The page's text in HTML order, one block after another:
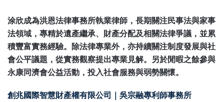
涂欣成為洪恩法律事務所執業律師，長期關注民事法與家事
法領域，專精於遺產繼承、財產分配及相關法律爭議，並累
積豐富實務經驗。除法律專業外，亦持續關注制度發展與社
會公平議題，從實務觀察提出專業見解。另於閒暇之餘參與
永康同濟會公益活動，投入社會服務與弱勢關懷。
創兆國際智慧財產權有限公司｜吳宗融專利師事務所